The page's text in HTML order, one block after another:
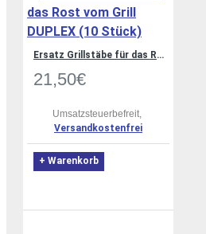
Ersatz Grillstäbe für das Rost vom Grill DUPLEX (10 Stück)
21,50€
Umsatzsteuerbefreit,
Versandkostenfrei
+ Warenkorb